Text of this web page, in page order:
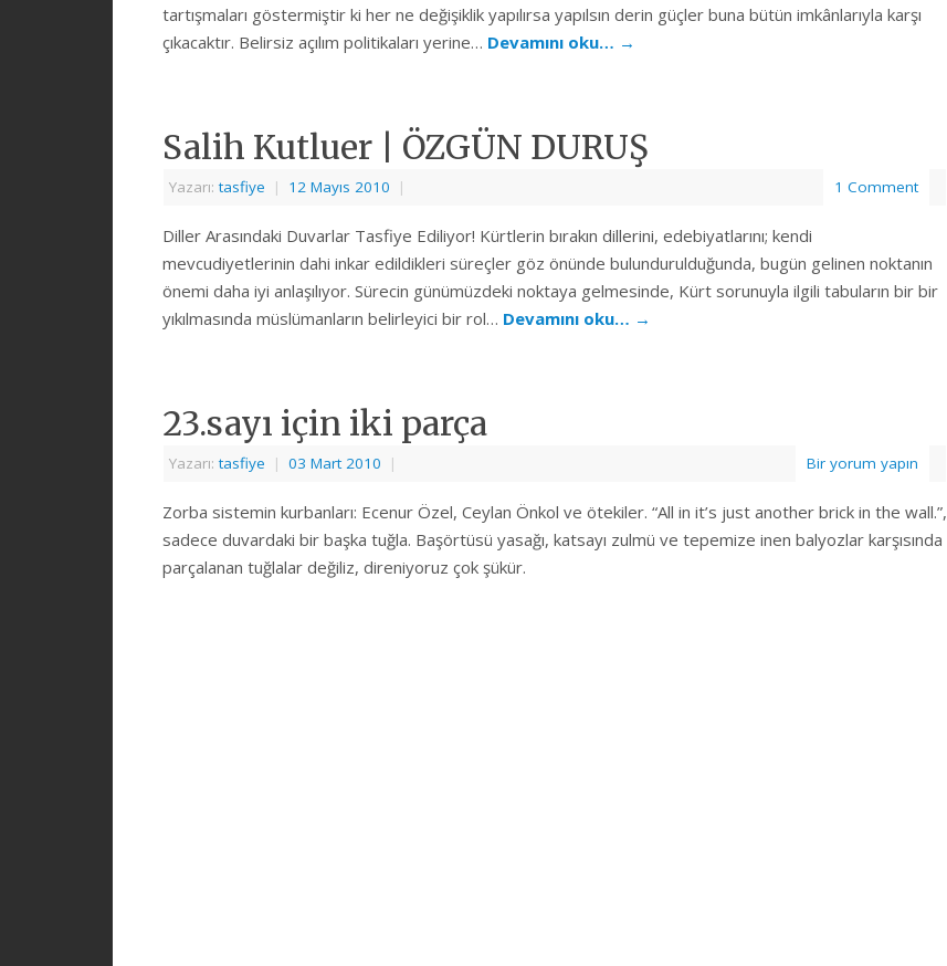
tartışmaları göstermiştir ki her ne değişiklik yapılırsa yapılsın derin güçler buna bütün imkânlarıyla karşı
çıkacaktır. Belirsiz açılım politikaları yerine… Devamını oku… →
Salih Kutluer | ÖZGÜN DURUŞ
Yazarı:tasfiye | 12 Mayıs 2010 | 1 Comment
Diller Arasındaki Duvarlar Tasfiye Ediliyor! Kürtlerin bırakın dillerini, edebiyatlarını; kendi
mevcudiyetlerinin dahi inkar edildikleri süreçler göz önünde bulundurulduğunda, bugün gelinen noktanın
önemi daha iyi anlaşılıyor. Sürecin günümüzdeki noktaya gelmesinde, Kürt sorunuyla ilgili tabuların bir bir
yıkılmasında müslümanların belirleyici bir rol… Devamını oku… →
23.sayı için iki parça
Yazarı:tasfiye | 03 Mart 2010 | Bir yorum yapın
Zorba sistemin kurbanları: Ecenur Özel, Ceylan Önkol ve ötekiler. “All in it’s just another brick in the wall.”,
sadece duvardaki bir başka tuğla. Başörtüsü yasağı, katsayı zulmü ve tepemize inen balyozlar karşısında
parçalanan tuğlalar değiliz, direniyoruz çok şükür.